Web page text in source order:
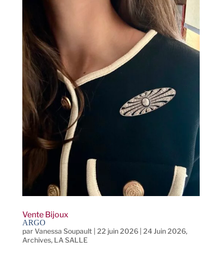
Vente Bijoux
ARGO
parVanessa Soupault 22 juin 2026| 24 Juin 2026,
Archives, LA SALLE